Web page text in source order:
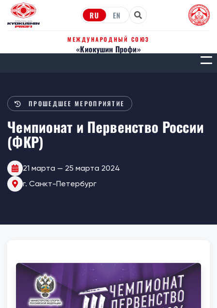
RU EN
МЕЖДУНАРОДНЫЙ СОЮЗ
«Киокушин Профи»
ПРОШЕДШЕЕ МЕРОПРИЯТИЕ
Чемпионат и Первенство России
(ФКР)
21 марта — 25 марта 2024
г. Санкт-Петербург